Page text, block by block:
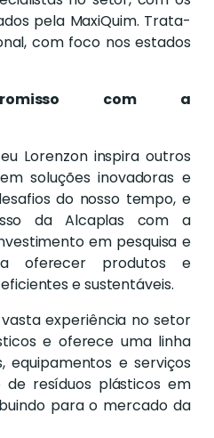
pela MaxiQuim. Trata-
com foco nos estados
com a
Lorenzon inspira outros
soluções inovadoras e
do nosso tempo, e
da Alcaplas com a
em pesquisa e
oferecer produtos e
e sustentáveis.
experiência no setor
e oferece uma linha
equipamentos e serviços
resíduos plásticos em
para o mercado da